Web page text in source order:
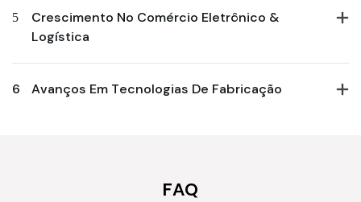
5
Crescimento No Comércio Eletrônico &
Logística
6 Avanços Em Tecnologias De Fabricação
FAQ